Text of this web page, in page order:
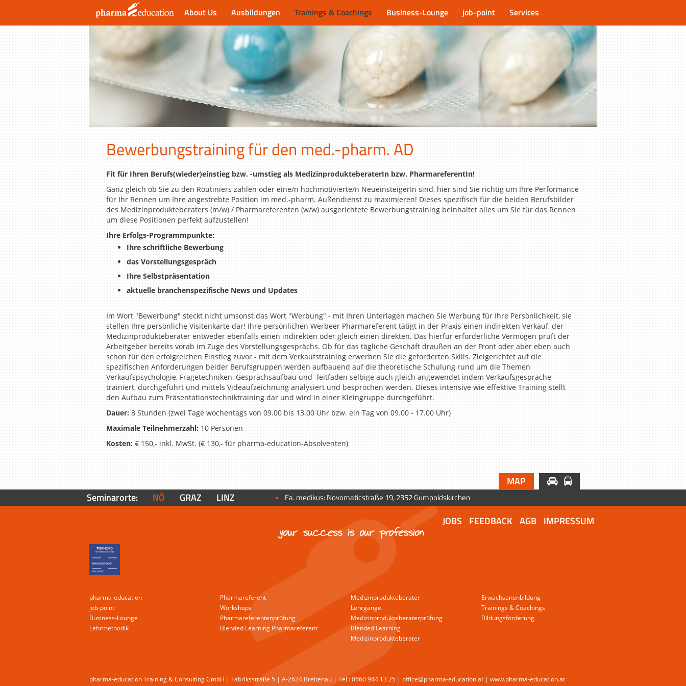
About Us Ausbildungen Trainings & Coachings Business-Lounge job-point Services
Bewerbungstraining für den med.-pharm. AD
Fit für Ihren Berufs(wieder)einstieg bzw. -umstieg als MedizinprodukteberaterIn bzw. PharmareferentIn!
Ganz gleich ob Sie zu den Routiniers zählen oder eine/n hochmotivierte/n NeueinsteigerIn sind, hier sind Sie richtig um Ihre Performance
für Ihr Rennen um Ihre angestrebte Position im med.-pharm. Außendienst zu maximieren! Dieses spezifisch für die beiden Berufsbilder
des Medizinprodukteberaters (m/w) / Pharmareferenten (w/w) ausgerichtete Bewerbungstraining beinhaltet alles um Sie für das Rennen
um diese Positionen perfekt aufzustellen!
Ihre Erfolgs-Programmpunkte:
Ihre schriftliche Bewerbung
das Vorstellungsgespräch
Ihre Selbstpräsentation
aktuelle branchenspezifische News und Updates
Im Wort "Bewerbung" steckt nicht umsonst das Wort "Werbung" - mit Ihren Unterlagen machen Sie Werbung für Ihre Persönlichkeit, sie
stellen Ihre persönliche Visitenkarte dar! Ihre persönlichen Werbeer Pharmareferent tätigt in der Praxis einen indirekten Verkauf, der
Medizinprodukteberater entweder ebenfalls einen indirekten oder gleich einen direkten. Das hierfür erforderliche Vermögen prüft der
Arbeitgeber bereits vorab im Zuge des Vorstellungsgesprächs. Ob für das tägliche Geschäft draußen an der Front oder aber eben auch
schon für den erfolgreichen Einstieg zuvor - mit dem Verkaufstraining erwerben Sie die geforderten Skills. Zielgerichtet auf die
spezifischen Anforderungen beider Berufsgruppen werden aufbauend auf die theoretische Schulung rund um die Themen
Verkaufspsychologie, Fragetechniken, Gesprächsaufbau und -leitfaden selbige auch gleich angewendet indem Verkaufsgespräche
trainiert, durchgeführt und mittels Videaufzeichnung analysiert und besprochen werden. Dieses intensive wie effektive Training stellt
den Aufbau zum Präsentationstechniktraining dar und wird in einer Kleingruppe durchgeführt.
Dauer: 8 Stunden (zwei Tage wochentags von 09.00 bis 13.00 Uhr bzw. ein Tag von 09.00 - 17.00 Uhr)
Maximale Teilnehmerzahl: 10 Personen
Kosten: € 150,- inkl. MwSt. (€ 130,- für pharma-education-Absolventen)
MAP
Seminarorte:
NÖ GRAZ LINZ Fa. medikus: Novomaticstraße 19, 2352 Gumpoldskirchen
JOBS FEEDBACK AGB IMPRESSUM
pharma-education Pharmareferent Medizinprodukteberater
Erwachsenenbildung
job-point
Workshops Lehrgänge
Trainings & Coachings
Business-Lounge
Pharmareferentenprüfung Medizinprodukteberaterprüfung
Bildungsförderung
Lehrmethodik
Blended Learning Pharmareferent
Blended Learning
Medizinprodukteberater
pharma-education Training & Consulting GmbH | Fabriksstraße 5 | A-2624 Breitenau | Tel.: 0660 944 13 25 | office@pharma-education.at | www.pharma-education.at